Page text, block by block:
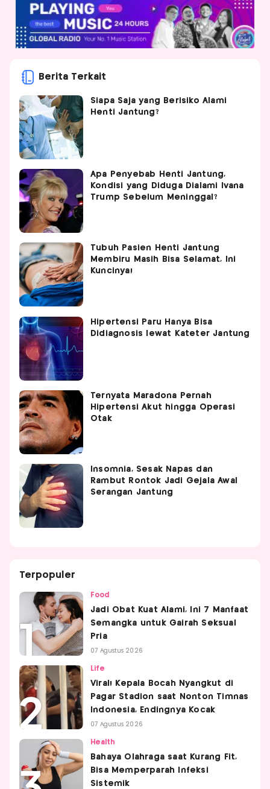
Berita Terkait
Siapa Saja yang Berisiko Alami
Henti Jantung?
Apa Penyebab Henti Jantung,
Kondisi yang Diduga Dialami Ivana
Trump Sebelum Meninggal?
Tubuh Pasien Henti Jantung
Membiru Masih Bisa Selamat, Ini
Kuncinya!
Hipertensi Paru Hanya Bisa
Didiagnosis lewat Kateter Jantung
Ternyata Maradona Pernah
Hipertensi Akut hingga Operasi
Otak
Insomnia, Sesak Napas dan
Rambut Rontok Jadi Gejala Awal
Serangan Jantung
Terpopuler
Food
Jadi Obat Kuat Alami, Ini 7 Manfaat
Semangka untuk Gairah Seksual
Pria
07 Agustus 2026
Life
Viral! Kepala Bocah Nyangkut di
Pagar Stadion saat Nonton Timnas
Indonesia, Endingnya Kocak
07 Agustus 2026
Health
Bahaya Olahraga saat Kurang Fit,
Bisa Memperparah Infeksi
Sistemik